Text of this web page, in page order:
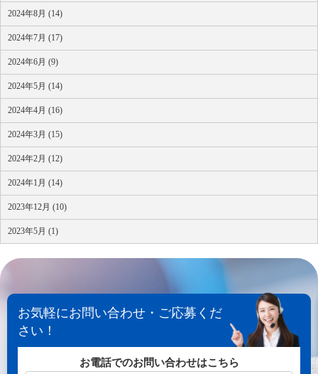
2024年8月 (14)
2024年7月 (17)
2024年6月 (9)
2024年5月 (14)
2024年4月 (16)
2024年3月 (15)
2024年2月 (12)
2024年1月 (14)
2023年12月 (10)
2023年5月 (1)
お気軽にお問い合わせ・ご応募くだ
さい！
お電話でのお問い合わせはこちら